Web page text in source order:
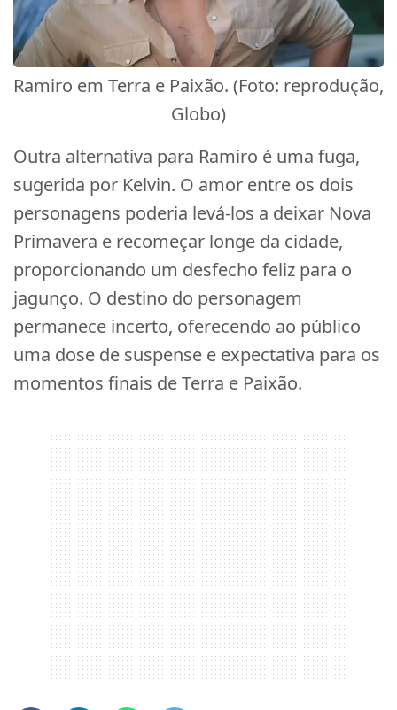
Ramiro em Terra e Paixão. (Foto: reprodução,
Globo)
Outra alternativa para Ramiro é uma fuga,
sugerida por Kelvin. O amor entre os dois
personagens poderia levá-los a deixar Nova
Primavera e recomeçar longe da cidade,
proporcionando um desfecho feliz para o
jagunço. O destino do personagem
permanece incerto, oferecendo ao público
uma dose de suspense e expectativa para os
momentos finais de Terra e Paixão.